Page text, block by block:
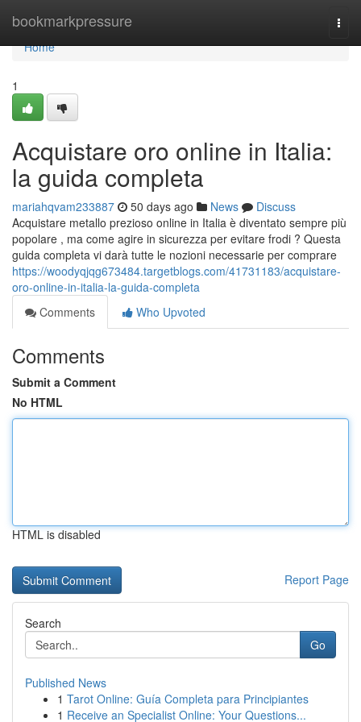
bookmarkpressure
Home
Home
1
Acquistare oro online in Italia:
la guida completa
mariahqvam233887 50 days ago News
Discuss
Acquistare metallo prezioso online in Italia è diventato sempre più
popolare , ma come agire in sicurezza per evitare frodi ? Questa
guida completa vi darà tutte le nozioni necessarie per comprare
https://woodyqjqg673484.targetblogs.com/41731183/acquistare-
oro-online-in-italia-la-guida-completa
Comments
Who Upvoted
Comments
Submit a Comment
No HTML
HTML is disabled
Report Page
Search
Go
Published News
1 Tarot Online: Guía Completa para Principiantes
1 Receive an Specialist Online: Your Questions...